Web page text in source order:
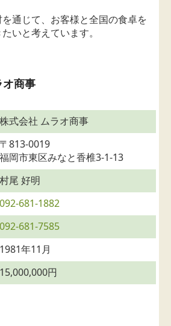
通じて、お客様と全国の食卓を
いと考えています。
商事
株式会社 ムラオ商事
〒813-0019
福岡市東区みなと香椎3-1-13
村尾 好明
092-681-1882
092-681-7585
1981年11月
15,000,000円